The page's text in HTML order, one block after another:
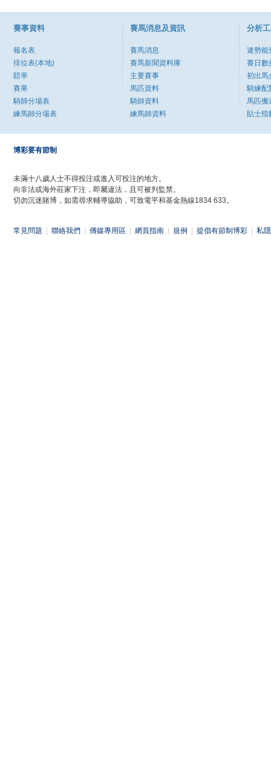
賽事資料
報名表
排位表(本地)
賠率
賽果
騎師分場表
練馬師分場表
賽馬消息及資訊
賽馬消息
賽馬新聞資料庫
主要賽事
馬匹資料
騎師資料
練馬師資料
分析
速勢能
賽日數
初出馬
騎練配
馬匹搬
貼士指
博彩要有節制
未滿十八歲人士不得投注或進入可投注的地方。
向非法或海外莊家下注，即屬違法，且可被判監禁。
切勿沉迷賭博，如需尋求輔導協助，可致電平和基金熱線1834 633。
常見問題 聯絡我們 傳媒專用區 網頁指南 規例 提倡有節制博彩 私